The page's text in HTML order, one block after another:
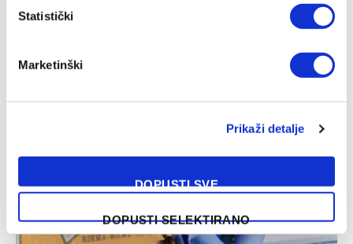
Statistički
Marketinški
Prikaži detalje
DOPUSTI SVE
DOPUSTI SELEKTIRANO